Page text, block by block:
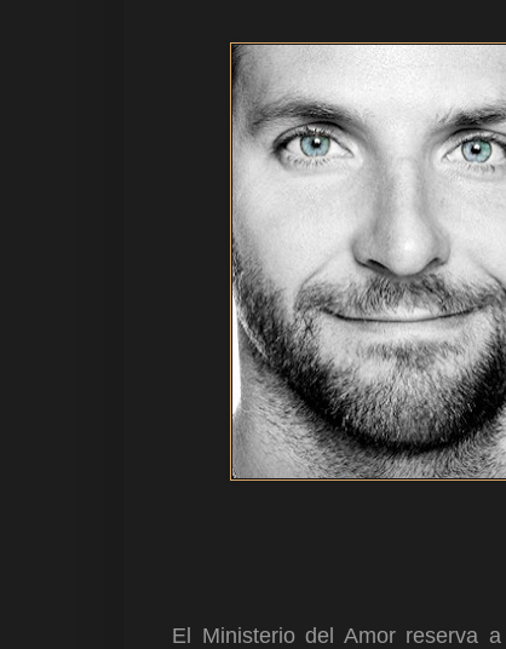
El Ministerio del Amor reserva